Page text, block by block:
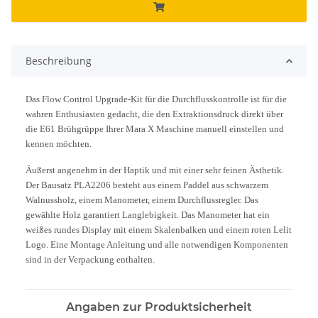
Beschreibung
Das Flow Control Upgrade-Kit für die Durchflusskontrolle ist für die
wahren Enthusiasten gedacht, die den Extraktionsdruck direkt über
die E61 Brühgrüppe Ihrer Mara X Maschine manuell einstellen und
kennen möchten.
Äußerst angenehm in der Haptik und mit einer sehr feinen Ästhetik.
Der Bausatz PLA2206 besteht aus einem Paddel aus schwarzem
Walnussholz, einem Manometer, einem Durchflussregler. Das
gewählte Holz garantiert Langlebigkeit. Das Manometer hat ein
weißes rundes Display mit einem Skalenbalken und einem roten Lelit
Logo. Eine Montage Anleitung und alle notwendigen Komponenten
sind in der Verpackung enthalten.
Angaben zur Produktsicherheit